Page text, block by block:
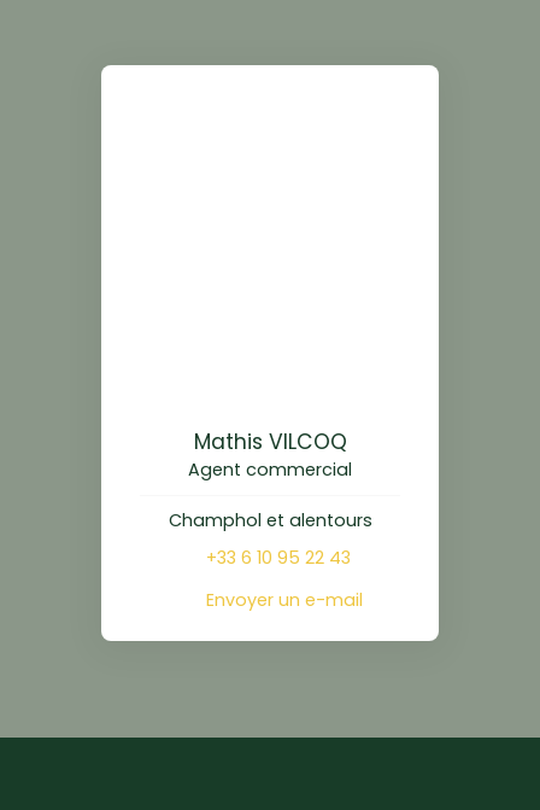
Mathis VILCOQ
Agent commercial
Champhol et alentours
+33 6 10 95 22 43
Envoyer un e-mail